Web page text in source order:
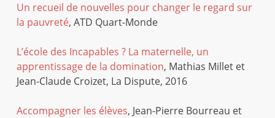
Un recueil de nouvelles pour changer le regard sur
la pauvreté, ATD Quart-Monde
L’école des Incapables ? La maternelle, un
apprentissage de la domination, Mathias Millet et
Jean-Claude Croizet, La Dispute, 2016
Accompagner les élèves, Jean-Pierre Bourreau et